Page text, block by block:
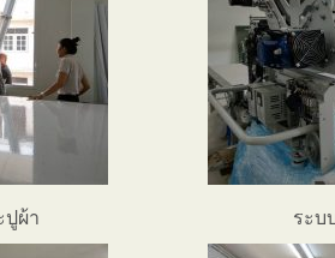
ปูผ้า ระบ